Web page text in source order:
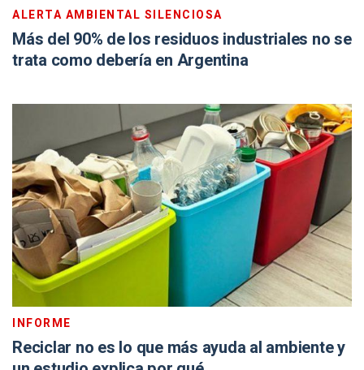
ALERTA AMBIENTAL SILENCIOSA
Más del 90% de los residuos industriales no se
trata como debería en Argentina
INFORME
Reciclar no es lo que más ayuda al ambiente y